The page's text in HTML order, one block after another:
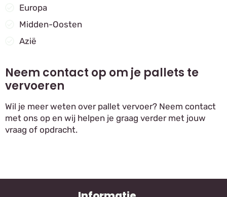
Europa
Midden-Oosten
Azië
Neem contact op om je pallets te
vervoeren
Wil je meer weten over pallet vervoer? Neem contact
met ons op en wij helpen je graag verder met jouw
vraag of opdracht.